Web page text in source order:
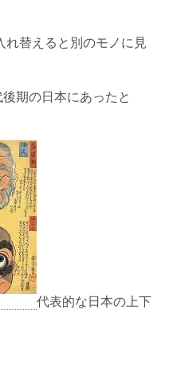
れ替えると別のモノに見
期の日本にあったと
代表的な日本の上下